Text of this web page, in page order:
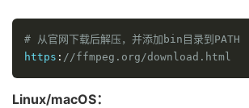
# 从官网下载后解压，并添加bin目录到PATH
https : //ffmpeg.org/download.html
Linux/macOS：